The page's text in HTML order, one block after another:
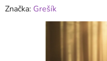
Značka: Grešík